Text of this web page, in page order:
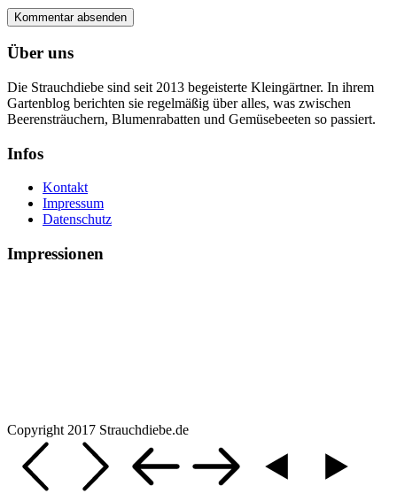
Über uns
Die Strauchdiebe sind seit 2013 begeisterte Kleingärtner. In ihrem
Gartenblog berichten sie regelmäßig über alles, was zwischen
Beerensträuchern, Blumenrabatten und Gemüsebeeten so passiert.
Infos
Kontakt
Impressum
Datenschutz
Impressionen
Copyright 2017 Strauchdiebe.de